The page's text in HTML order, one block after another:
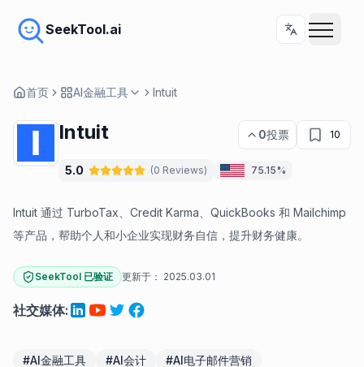
SeekTool.ai
首页 AI金融工具 Intuit
Intuit 0投票 10
5.0 (0 Reviews) 75.15%
Intuit 通过 TurboTax、Credit Karma、QuickBooks 和 Mailchimp
等产品，帮助个人和小企业实现财务自信，提升财务健康。
SeekTool 已验证 更新于： 2025.03.01
社交媒体:
#AI金融工具 #AI会计 #AI电子邮件营销